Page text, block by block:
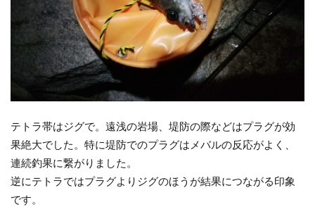
テトラ帯はジグで。遠浅の岩場、堤防の際などはプラグが効
果絶大でした。特に堤防でのプラグはメバルの反応がよく、
連続釣果に繋がりました。
逆にテトラではプラグよりジグのほうが結果につながる印象
です。